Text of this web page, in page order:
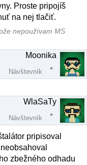
Proste pripojíš
na nej tlačiť.
nepoužívam MS
Moonika
Návštevník
WlaSaTy
Návštevník
pripisoval
zbežného odhadu